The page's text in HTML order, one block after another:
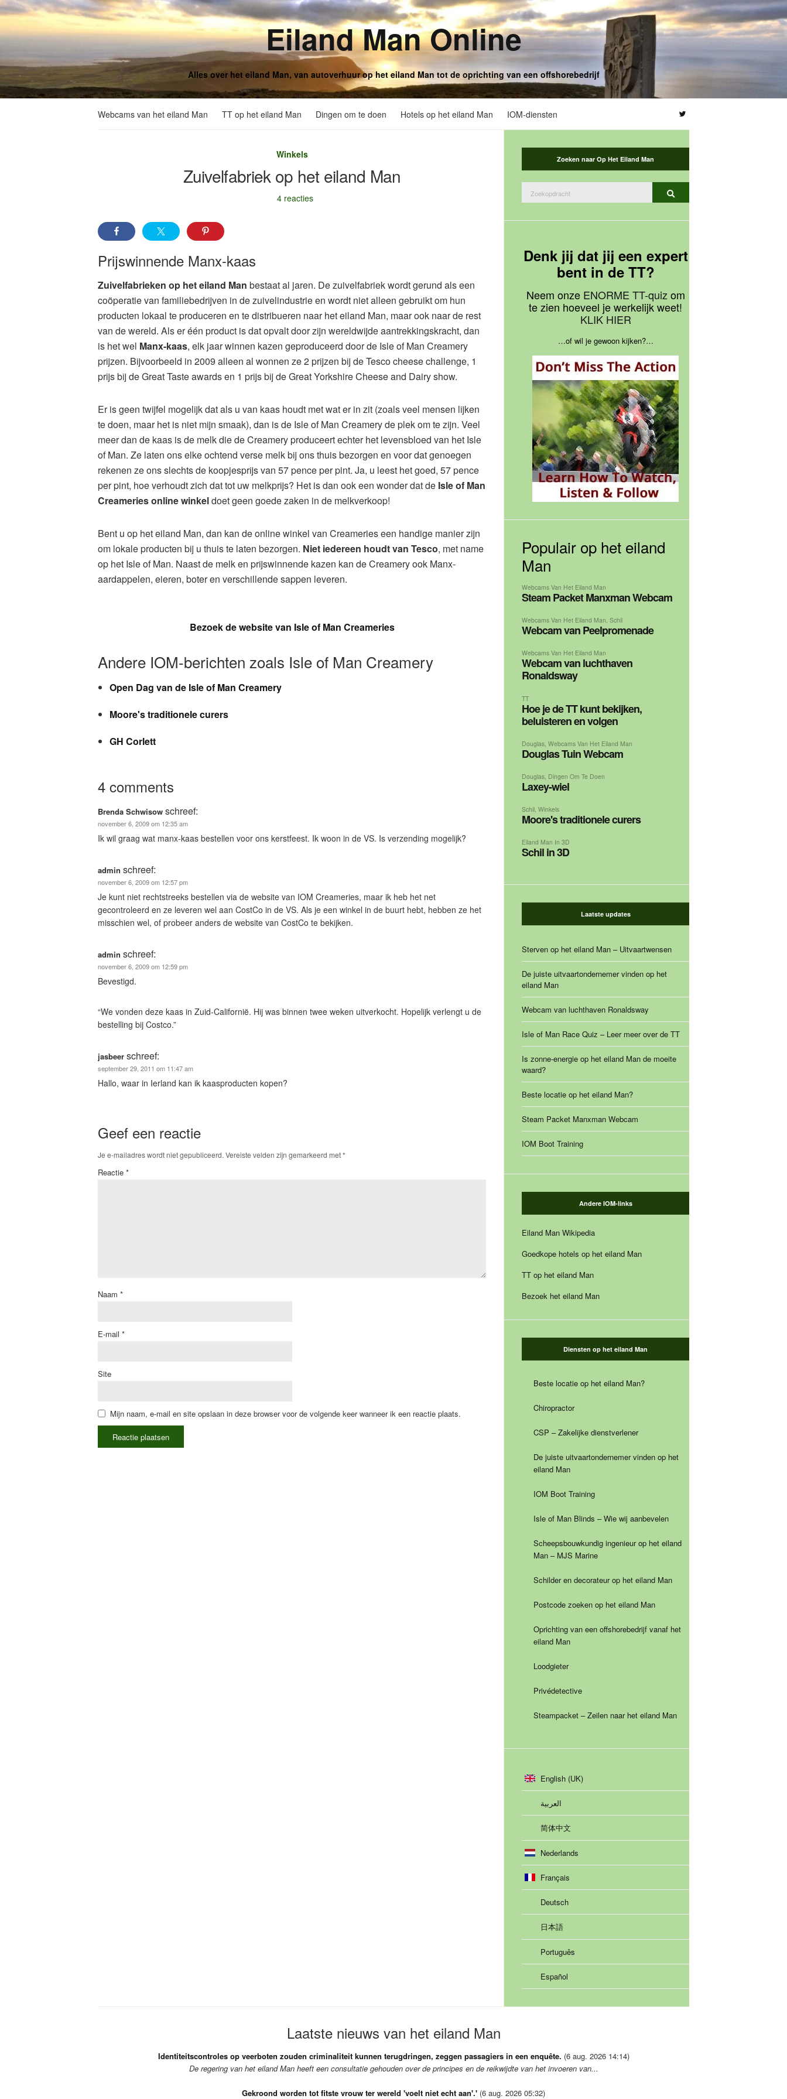
Eiland Man Online
Alles over het eiland Man, van autoverhuur op het eiland Man tot de oprichting van een offshorebedrijf
Webcams van het eiland Man TT op het eiland Man Dingen om te doen Hotels op het eiland Man IOM-diensten
Winkels
Zuivelfabriek op het eiland Man
4 reacties
Prijswinnende Manx-kaas
Zuivelfabrieken op het eiland Man bestaat al jaren. De zuivelfabriek wordt gerund als een
coöperatie van familiebedrijven in de zuivelindustrie en wordt niet alleen gebruikt om hun
producten lokaal te produceren en te distribueren naar het eiland Man, maar ook naar de rest
van de wereld. Als er één product is dat opvalt door zijn wereldwijde aantrekkingskracht, dan
is het wel Manx-kaas, elk jaar winnen kazen geproduceerd door de Isle of Man Creamery
prijzen. Bijvoorbeeld in 2009 alleen al wonnen ze 2 prijzen bij de Tesco cheese challenge, 1
prijs bij de Great Taste awards en 1 prijs bij de Great Yorkshire Cheese and Dairy show.
Er is geen twijfel mogelijk dat als u van kaas houdt met wat er in zit (zoals veel mensen lijken
te doen, maar het is niet mijn smaak), dan is de Isle of Man Creamery de plek om te zijn. Veel
meer dan de kaas is de melk die de Creamery produceert echter het levensbloed van het Isle
of Man. Ze laten ons elke ochtend verse melk bij ons thuis bezorgen en voor dat genoegen
rekenen ze ons slechts de koopjesprijs van 57 pence per pint. Ja, u leest het goed, 57 pence
per pint, hoe verhoudt zich dat tot uw melkprijs? Het is dan ook een wonder dat de Isle of Man
Creameries online winkeldoet geen goede zaken in de melkverkoop!
Bent u op het eiland Man, dan kan de online winkel van Creameries een handige manier zijn
om lokale producten bij u thuis te laten bezorgen. Niet iedereen houdt van Tesco, met name
op het Isle of Man. Naast de melk en prijswinnende kazen kan de Creamery ook Manx-
aardappelen, eieren, boter en verschillende sappen leveren.
Bezoek de website van Isle of Man Creameries
Andere IOM-berichten zoals Isle of Man Creamery
Open Dag van de Isle of Man Creamery
Moore's traditionele curers
GH Corlett
4 comments
Brenda Schwisow schreef:
november 6, 2009 om 12:35 am
Ik wil graag wat manx-kaas bestellen voor ons kerstfeest. Ik woon in de VS. Is verzending mogelijk?
admin schreef:
november 6, 2009 om 12:57 pm
Je kunt niet rechtstreeks bestellen via de website van IOM Creameries, maar ik heb het net
gecontroleerd en ze leveren wel aan CostCo in de VS. Als je een winkel in de buurt hebt, hebben ze het
misschien wel, of probeer anders de website van CostCo te bekijken.
admin schreef:
november 6, 2009 om 12:59 pm
Bevestigd.
“We vonden deze kaas in Zuid-Californië. Hij was binnen twee weken uitverkocht. Hopelijk verlengt u de
bestelling bij Costco.”
jasbeer schreef:
september 29, 2011 om 11:47 am
Hallo, waar in Ierland kan ik kaasproducten kopen?
Geef een reactie
Je e-mailadres wordt niet gepubliceerd. Vereiste velden zijn gemarkeerd met*
Reactie *
Naam *
E-mail *
Site
Mijn naam, e-mail en site opslaan in deze browser voor de volgende keer wanneer ik een reactie plaats.
Zoeken naar Op Het Eiland Man
naar:
Zoekopdracht
Denk jij dat jij een expert
bent in de TT?
Neem onze ENORME TT-quiz om
te zien hoeveel je werkelijk weet!
KLIK HIER
…of wil je gewoon kijken?…
Populair op het eiland
Man
Webcams Van Het Eiland Man
Steam Packet Manxman Webcam
Webcams Van Het Eiland Man,Schil
Webcam van Peelpromenade
Webcams Van Het Eiland Man
Webcam van luchthaven
Ronaldsway
TT
Hoe je de TT kunt bekijken,
beluisteren en volgen
Douglas ,Webcams Van Het Eiland Man
Douglas Tuin Webcam
Douglas Dingen Om Te Doen
Laxey-wiel
Schil,Winkels
Moore's traditionele curers
Eiland Man In 3D
Schil in 3D
Laatste updates
Sterven op het eiland Man – Uitvaartwensen
De juiste uitvaartondernemer vinden op het
eiland Man
Webcam van luchthaven Ronaldsway
Isle of Man Race Quiz – Leer meer over de TT
Is zonne-energie op het eiland Man de moeite
waard?
Beste locatie op het eiland Man?
Steam Packet Manxman Webcam
IOM Boot Training
Andere IOM-links
Eiland Man Wikipedia
Goedkope hotels op het eiland Man
TT op het eiland Man
Bezoek het eiland Man
Diensten op het eiland Man
Beste locatie op het eiland Man?
Chiropractor
CSP – Zakelijke dienstverlener
De juiste uitvaartondernemer vinden op het
eiland Man
IOM Boot Training
Isle of Man Blinds – Wie wij aanbevelen
Scheepsbouwkundig ingenieur op het eiland
Man – MJS Marine
Schilder en decorateur op het eiland Man
Postcode zoeken op het eiland Man
Oprichting van een offshorebedrijf vanaf het
eiland Man
Loodgieter
Privédetective
Steampacket – Zeilen naar het eiland Man
English (UK)
العربية
简体中文
Nederlands
Français
Deutsch
日本語
Português
Español
Laatste nieuws van het eiland Man
Identiteitscontroles op veerboten zouden criminaliteit kunnen terugdringen, zeggen passagiers in een enquête. (6 aug. 2026 14:14)
De regering van het eiland Man heeft een consultatie gehouden over de principes en de reikwijdte van het invoeren van...
Gekroond worden tot fitste vrouw ter wereld 'voelt niet echt aan'.' (6 aug. 2026 05:32)